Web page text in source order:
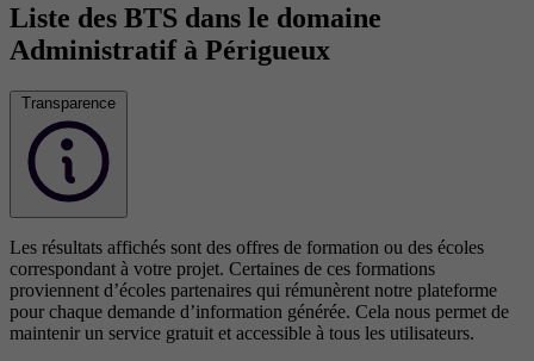
Liste des BTS dans le domaine
Administratif à Périgueux
Transparence
Les résultats affichés sont des offres de formation ou des écoles
correspondant à votre projet. Certaines de ces formations
proviennent d’écoles partenaires qui rémunèrent notre plateforme
pour chaque demande d’information générée. Cela nous permet de
maintenir un service gratuit et accessible à tous les utilisateurs.